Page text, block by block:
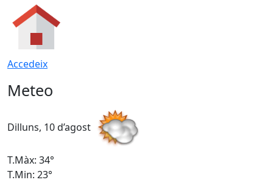
Accedeix
Meteo
Dilluns, 10 d’agost
T.Màx: 34°
T.Min: 23°